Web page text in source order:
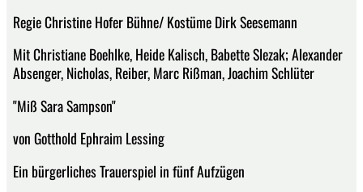
Regie Christine Hofer Bühne/ Kostüme Dirk Seesemann
Mit Christiane Boehlke, Heide Kalisch, Babette Slezak; Alexander
Absenger, Nicholas, Reiber, Marc Rißman, Joachim Schlüter
"Miß Sara Sampson"
von Gotthold Ephraim Lessing
Ein bürgerliches Trauerspiel in fünf Aufzügen